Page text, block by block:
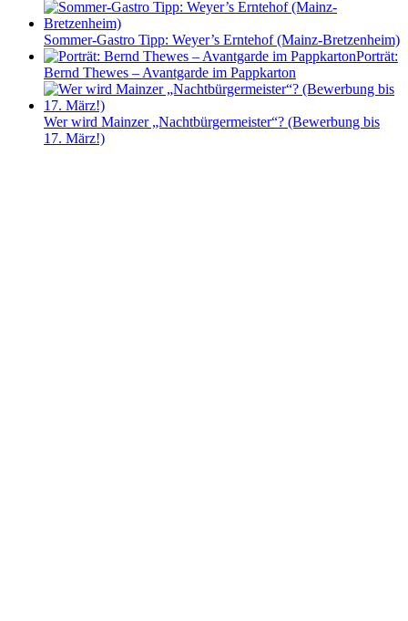
Sommer-Gastro Tipp: Weyer’s Erntehof (Mainz-Bretzenheim)
Porträt:
Bernd Thewes – Avantgarde im Pappkarton
Wer wird Mainzer „Nachtbürgermeister“? (Bewerbung bis
17. März!)